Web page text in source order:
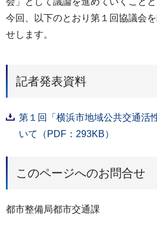
今回、以下のとおり第１回協議会
せします。
記者発表資料
第１回「横浜市地域公共交通活
いて（PDF：293KB）
このページへのお問合せ
都市整備局都市交通課